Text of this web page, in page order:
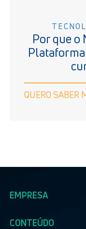
Por que o
QUERO SABER
EMPRESA
CONTEÚDO